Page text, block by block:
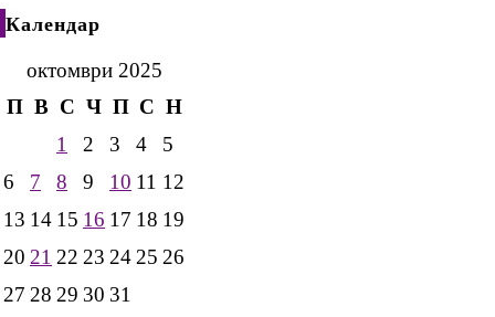
Календар
октомври 2025
П В С Ч П С Н
1
2 3 4
5
6
7 8 9 10 11 12
13 14 15 16 17 18 19
20 21 22 23 24 25 26
27 28 29 30 31